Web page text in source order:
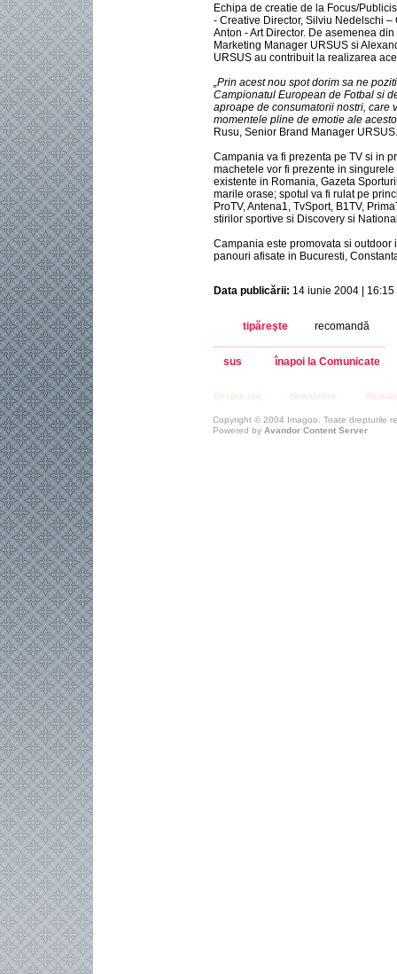
Echipa de creatie de la Focus/
- Creative Director, Silviu Nedelschi
Anton - Art Director. De asemenea
Marketing Manager URSUS si
URSUS au contribuit la realizarea
„Prin acest nou spot dorim sa ne
Campionatul European de Fotbal si
aproape de consumatorii nostri, care
momentele pline de emotie ale
Rusu, Senior Brand Manager URSUS.
Campania va fi prezenta pe TV si in
machetele vor fi prezente in
existente in Romania, Gazeta
marile orase; spotul va fi rulat pe
ProTV, Antena1, TvSport, B1TV,
stirilor sportive si Discovery si
Campania este promovata si
panouri afisate in Bucuresti,
Data publicării: 14 iunie 2004 | 16:15
tipăreşte recomandă
sus înapoi la Comunicate
Despre noi Newsletter
Copyright © 2004 Imagoo. Toate drepturile
Powered by Avandor Content Server